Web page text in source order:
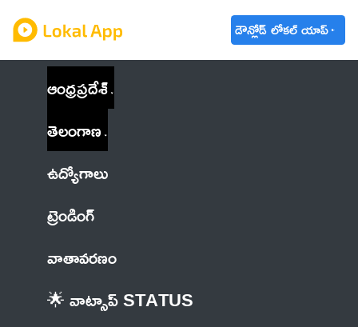
డౌన్లోడ్ లోకల్ యాప్
ఆంధ్రప్రదేశ్
తెలంగాణ
ఉద్యోగాలు
ట్రెండింగ్
వాతావరణం
🌟 వాట్సాప్ STATUS